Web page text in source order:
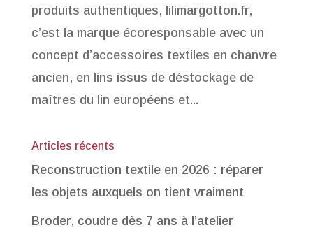
produits authentiques, lilimargotton.fr,
c’est la marque écoresponsable avec un
concept d’accessoires textiles en chanvre
ancien, en lins issus de déstockage de
maîtres du lin européens et...
Articles récents
Reconstruction textile en 2026 : réparer
les objets auxquels on tient vraiment
Broder, coudre dès 7 ans à l’atelier